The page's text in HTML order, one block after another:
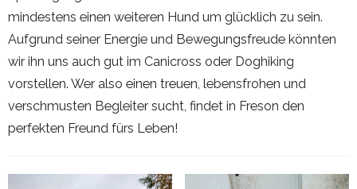
mindestens einen weiteren Hund um glücklich zu sein.
Aufgrund seiner Energie und Bewegungsfreude könnten
wir ihn uns auch gut im Canicross oder Doghiking
vorstellen. Wer also einen treuen, lebensfrohen und
verschmusten Begleiter sucht, findet in Freson den
perfekten Freund fürs Leben!